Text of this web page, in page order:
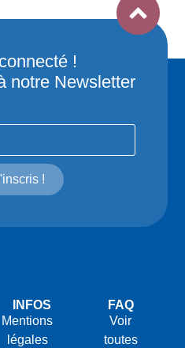
!
notre Newsletter
!
INFOS
Mentions
légales
FAQ
Voir
toutes